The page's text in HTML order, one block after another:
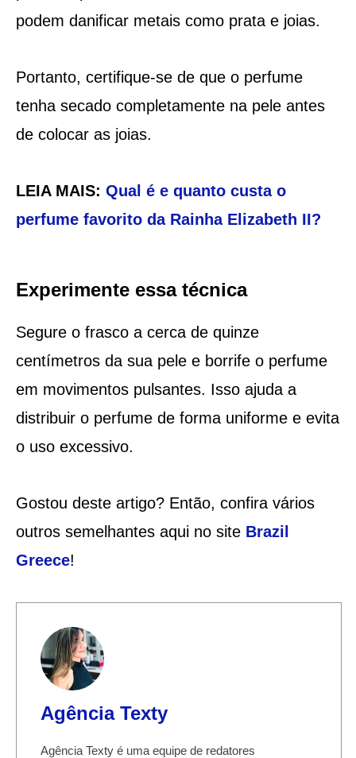
podem danificar metais como prata e joias.
Portanto, certifique-se de que o perfume
tenha secado completamente na pele antes
de colocar as joias.
LEIA MAIS: Qual é e quanto custa o
perfume favorito da Rainha Elizabeth II?
Experimente essa técnica
Segure o frasco a cerca de quinze
centímetros da sua pele e borrife o perfume
em movimentos pulsantes. Isso ajuda a
distribuir o perfume de forma uniforme e evita
o uso excessivo.
Gostou deste artigo? Então, confira vários
outros semelhantes aqui no site Brazil
Greece!
Agência Texty
Agência Texty é uma equipe de redatores